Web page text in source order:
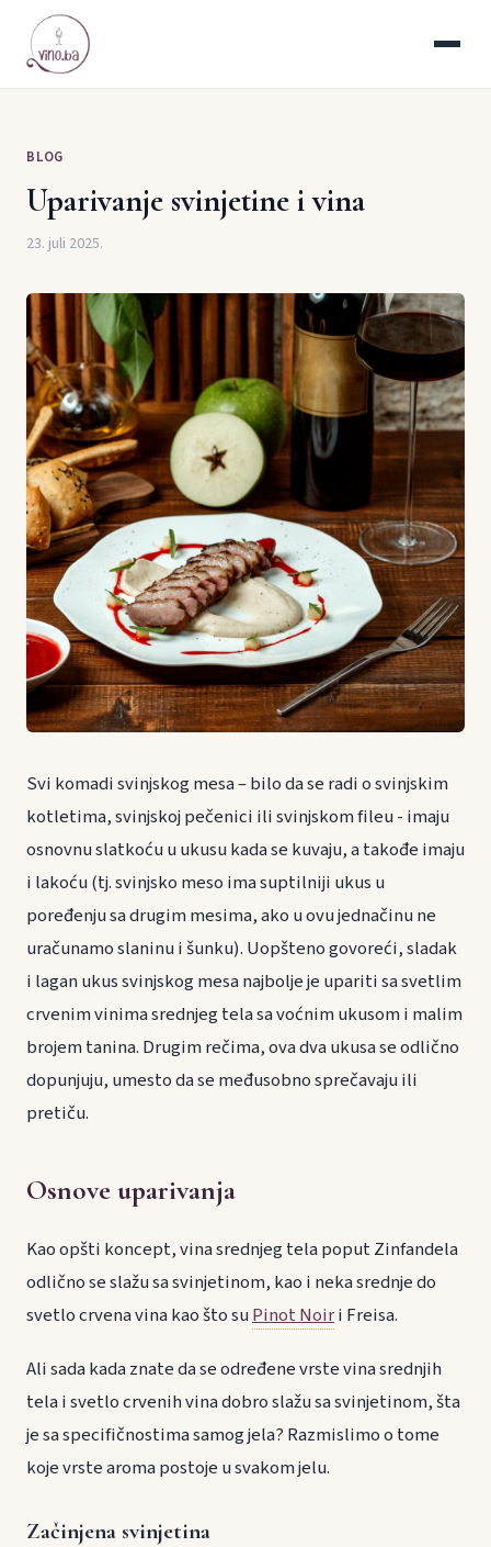
BLOG
Uparivanje svinjetine i vina
23. juli 2025.
Svi komadi svinjskog mesa – bilo da se radi o svinjskim
kotletima, svinjskoj pečenici ili svinjskom fileu - imaju
osnovnu slatkoću u ukusu kada se kuvaju, a takođe imaju
i lakoću (tj. svinjsko meso ima suptilniji ukus u
poređenju sa drugim mesima, ako u ovu jednačinu ne
uračunamo slaninu i šunku). Uopšteno govoreći, sladak
i lagan ukus svinjskog mesa najbolje je upariti sa svetlim
crvenim vinima srednjeg tela sa voćnim ukusom i malim
brojem tanina. Drugim rečima, ova dva ukusa se odlično
dopunjuju, umesto da se međusobno sprečavaju ili
pretiču.
Osnove uparivanja
Kao opšti koncept, vina srednjeg tela poput Zinfandela
odlično se slažu sa svinjetinom, kao i neka srednje do
svetlo crvena vina kao što suPinot Noiri Freisa.
Ali sada kada znate da se određene vrste vina srednjih
tela i svetlo crvenih vina dobro slažu sa svinjetinom, šta
je sa specifičnostima samog jela? Razmislimo o tome
koje vrste aroma postoje u svakom jelu.
Začinjena svinjetina